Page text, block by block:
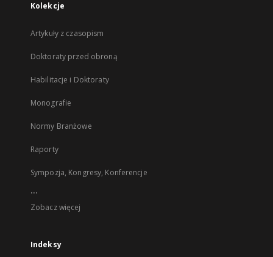
Kolekcje
Artykuły z czasopism
Doktoraty przed obroną
Habilitacje i Doktoraty
Monografie
Normy Branżowe
Raporty
Sympozja, Kongresy, Konferencje
...
Zobacz więcej
Indeksy